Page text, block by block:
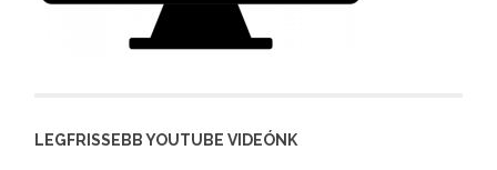
LEGFRISSEBB YOUTUBE VIDEÓNK